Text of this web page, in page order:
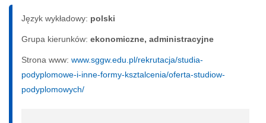
Język wykładowy: polski
Grupa kierunków: ekonomiczne, administracyjne
Strona www: www.sggw.edu.pl/rekrutacja/studia-
podyplomowe-i-inne-formy-ksztalcenia/oferta-studiow-
podyplomowych/